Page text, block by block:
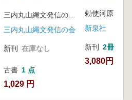
三内丸山縄文発信の会編
三内丸山縄文発信の会
新刊 在庫なし
古書 1 点
1,029 円
勅使河原 彰 著
新泉社
新刊 2冊
3,080円